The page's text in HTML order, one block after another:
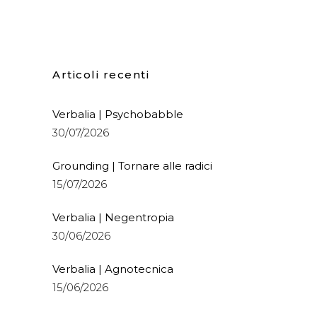
Articoli recenti
Verbalia | Psychobabble
30/07/2026
Grounding | Tornare alle radici
15/07/2026
Verbalia | Negentropia
30/06/2026
Verbalia | Agnotecnica
15/06/2026